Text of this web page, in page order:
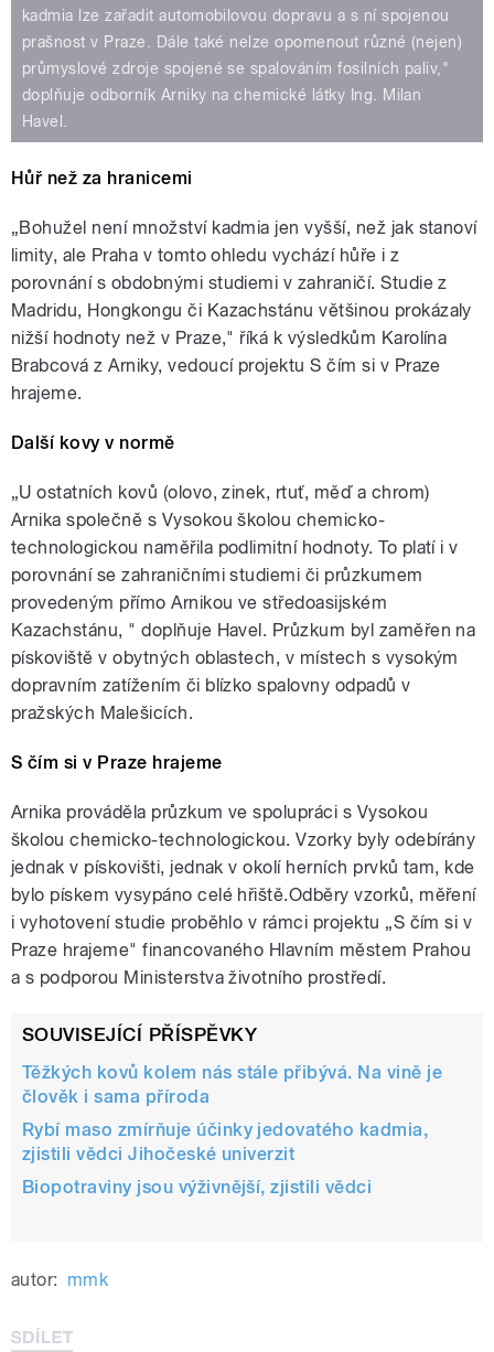
kadmia lze zařadit automobilovou dopravu a s ní spojenou
prašnost v Praze. Dále také nelze opomenout různé (nejen)
průmyslové zdroje spojené se spalováním fosilních paliv,"
doplňuje odborník Arniky na chemické látky Ing. Milan
Havel.
Hůř než za hranicemi
„Bohužel není množství kadmia jen vyšší, než jak stanoví
limity, ale Praha v tomto ohledu vychází hůře i z
porovnání s obdobnými studiemi v zahraničí. Studie z
Madridu, Hongkongu či Kazachstánu většinou prokázaly
nižší hodnoty než v Praze," říká k výsledkům Karolína
Brabcová z Arniky, vedoucí projektu S čím si v Praze
hrajeme.
Další kovy v normě
„U ostatních kovů (olovo, zinek, rtuť, měď a chrom)
Arnika společně s Vysokou školou chemicko-
technologickou naměřila podlimitní hodnoty. To platí i v
porovnání se zahraničními studiemi či průzkumem
provedeným přímo Arnikou ve středoasijském
Kazachstánu, " doplňuje Havel. Průzkum byl zaměřen na
pískoviště v obytných oblastech, v místech s vysokým
dopravním zatížením či blízko spalovny odpadů v
pražských Malešicích.
S čím si v Praze hrajeme
Arnika prováděla průzkum ve spolupráci s Vysokou
školou chemicko-technologickou. Vzorky byly odebírány
jednak v pískovišti, jednak v okolí herních prvků tam, kde
bylo pískem vysypáno celé hřiště.Odběry vzorků, měření
i vyhotovení studie proběhlo v rámci projektu „S čím si v
Praze hrajeme" financovaného Hlavním městem Prahou
a s podporou Ministerstva životního prostředí.
SOUVISEJÍCÍ PŘÍSPĚVKY
Těžkých kovů kolem nás stále přibývá. Na vině je
člověk i sama příroda
Rybí maso zmírňuje účinky jedovatého kadmia,
zjistili vědci Jihočeské univerzit
Biopotraviny jsou výživnější, zjistili vědci
autor: mmk